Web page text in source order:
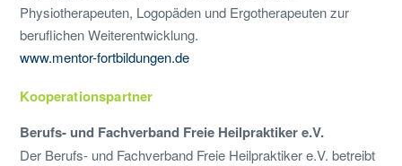
Physiotherapeuten, Logopäden und Ergotherapeuten zur
beruflichen Weiterentwicklung.
www.mentor-fortbildungen.de
Kooperationspartner
Berufs- und Fachverband Freie Heilpraktiker e.V.
Der Berufs- und Fachverband Freie Heilpraktiker e.V. betreibt